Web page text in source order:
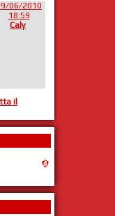
06/2010
18:59
Caly
il